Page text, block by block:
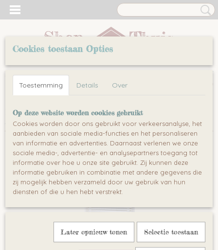
Inloggen Registreren
(0)
Home>Huishouden & Wonen>Stofzuigen & Reinigen
Accessoires>Ecovacs D-S382 High-efficiency filter
Cookies toestaan Opties
Toestemming Details Over
Op deze website worden cookies gebruikt
Cookies worden door ons gebruikt voor verkeersanalyse, het
aanbieden van sociale media-functies en het personaliseren
van informatie en advertenties. Daarnaast verlenen we onze
sociale media-, advertentie- en analysepartners toegang tot
informatie over hoe u onze site gebruikt. Zij kunnen deze
informatie gebruiken in combinatie met andere gegevens die
zij mogelijk hebben verzameld door uw gebruik van hun
diensten of die u hen hebt verstrekt.
Later opnieuw tonen Selectie toestaan